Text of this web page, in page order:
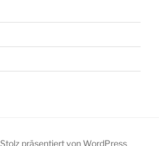
Stolz präsentiert von WordPress